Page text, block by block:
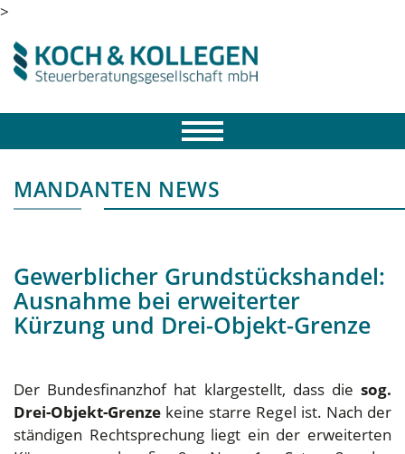
>
MANDANTEN NEWS
Gewerblicher Grundstückshandel:
Ausnahme bei erweiterter
Kürzung und Drei-Objekt-Grenze
Der Bundesfinanzhof hat klargestellt, dass die sog.
Drei-Objekt-Grenze keine starre Regel ist. Nach der
ständigen Rechtsprechung liegt ein der erweiterten